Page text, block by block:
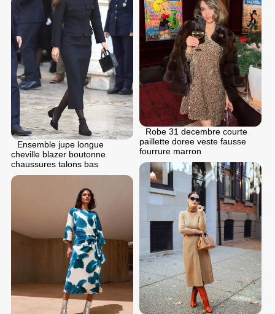
Ensemble jupe longue
cheville blazer boutonne
chaussures talons bas
Robe 31 dеcembre courte
paillette doree veste fausse
fourrure marron